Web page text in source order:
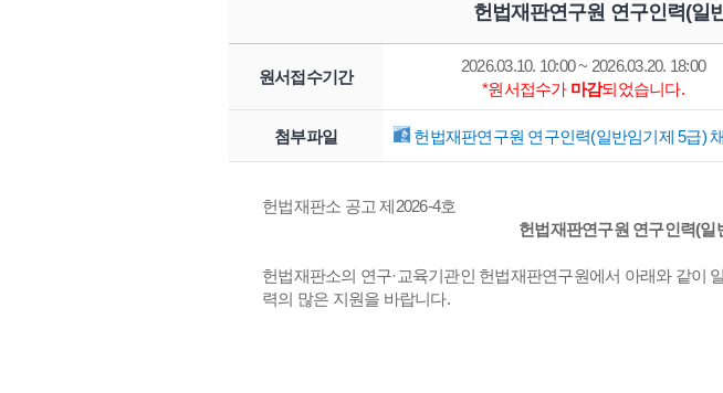
헌법재판연구원 연구인력(일
원서접수기간
2026.03.10. 10:00 ~ 2026.03.20. 18:00
*원서접수가 마감되었습니다.
첨부파일 헌법재판연구원 연구인력(일반임기제 5급)
헌법재판소 공고 제2026-4호
헌법재판연구원 연구인력(일
헌법재판소의 연구·교육기관인 헌법재판연구원에서 아래와 같이
력의 많은 지원을 바랍니다.